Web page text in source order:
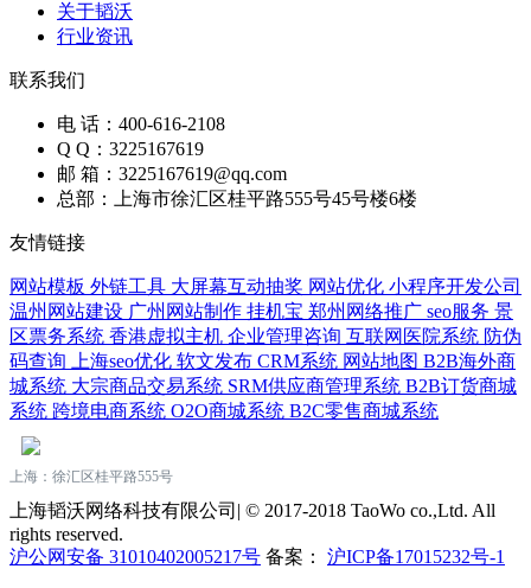
关于韬沃
行业资讯
联系我们
电 话：400-616-2108
Q Q：3225167619
邮 箱：3225167619@qq.com
总部：上海市徐汇区桂平路555号45号楼6楼
友情链接
网站模板 外链工具 大屏幕互动抽奖 网站优化 小程序开发公司
温州网站建设 广州网站制作 挂机宝 郑州网络推广 seo服务 景
区票务系统 香港虚拟主机 企业管理咨询 互联网医院系统 防伪
码查询
上海seo优化 软文发布 CRM系统 网站地图 B2B海外商
城系统 大宗商品交易系统 SRM供应商管理系统 B2B订货商城
系统 跨境电商系统 O2O商城系统 B2C零售商城系统
上海：徐汇区桂平路555号
上海韬沃网络科技有限公司| © 2017-2018 TaoWo co.,Ltd. All
rights reserved.
沪公网安备 31010402005217号 备案： 沪ICP备17015232号-1